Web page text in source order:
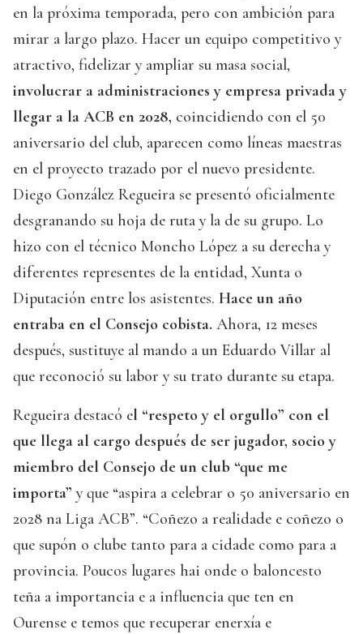
en la próxima temporada, pero con ambición para
mirar a largo plazo. Hacer un equipo competitivo y
atractivo, fidelizar y ampliar su masa social,
involucrar a administraciones y empresa privada y
llegar a la ACB en 2028, coincidiendo con el 50
aniversario del club, aparecen como líneas maestras
en el proyecto trazado por el nuevo presidente.
Diego González Regueira se presentó oficialmente
desgranando su hoja de ruta y la de su grupo. Lo
hizo con el técnico Moncho López a su derecha y
diferentes representes de la entidad, Xunta o
Diputación entre los asistentes. Hace un año
entraba en el Consejo cobista. Ahora, 12 meses
después, sustituye al mando a un Eduardo Villar al
que reconoció su labor y su trato durante su etapa.
Regueira destacó el “respeto y el orgullo” con el
que llega al cargo después de ser jugador, socio y
miembro del Consejo de un club “que me
importa” y que “aspira a celebrar o 50 aniversario en
2028 na Liga ACB”. “Coñezo a realidade e coñezo o
que supón o clube tanto para a cidade como para a
provincia. Poucos lugares hai onde o baloncesto
teña a importancia e a influencia que ten en
Ourense e temos que recuperar enerxía e